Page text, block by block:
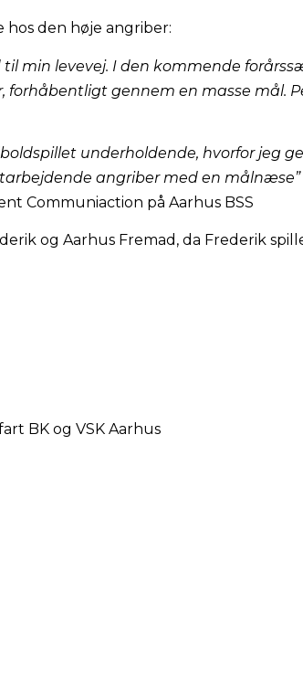
den høje angriber:
min levevej. I den kommende
gennem en masse mål.
underholdende, hvorfor jeg
angriber med en målnæse”
Communiaction på Aarhus BSS
og Aarhus Fremad, da Frederik
BK og VSK Aarhus